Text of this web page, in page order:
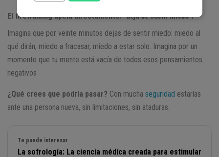
El firewalking apela directamente:“deja de sentir miedo”.
Imagina que por veinte minutos dejas de sentir miedo: miedo al
qué dirán, miedo a fracasar, miedo a estar solo. Imagina por un
momento que tu mente está vacía de todos esos pensamientos
negativos
¿Qué crees que podría pasar? Con mucha seguridad estarías
ante una persona nueva, sin limitaciones, sin ataduras.
Te puede interesar
La sofrología: La ciencia médica creada para estimular